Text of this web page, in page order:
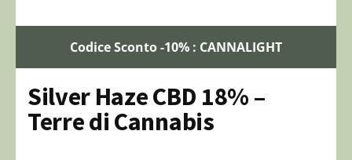
Codice Sconto -10% : CANNALIGHT
Silver Haze CBD 18% –
Terre di Cannabis